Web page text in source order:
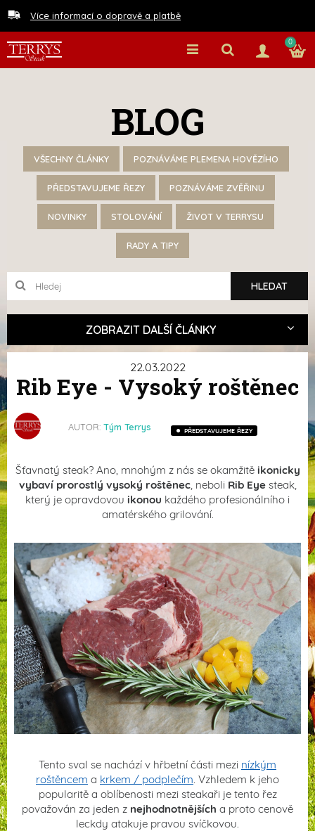
Více informací o dopravě a platbě
0
BLOG
VŠECHNY ČLÁNKY POZNÁVÁME PLEMENA HOVĚZÍHO
PŘEDSTAVUJEME ŘEZY POZNÁVÁME ZVĚŘINU
NOVINKY STOLOVÁNÍ ŽIVOT V TERRYSU
RADY A TIPY
ZOBRAZIT DALŠÍ ČLÁNKY
22.03.2022
Rib Eye - Vysoký roštěnec
AUTOR: Tým Terrys PŘEDSTAVUJEME ŘEZY
Šťavnatý steak? Ano, mnohým z nás se okamžitěikonicky
vybaví prorostlý vysoký roštěnec, neboli Rib Eyesteak,
který je opravdovou ikonou každého profesionálního i
amatérského grilování.
Tento sval se nachází v hřbetní části mezi nízkým
roštěncem a krkem / podplečím . Vzhledem k jeho
popularitě a oblíbenosti mezi steakaři je tento řez
považován za jeden z nejhodnotnějších a proto cenově
leckdy atakuje pravou svíčkovou.